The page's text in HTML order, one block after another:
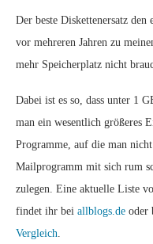
Der beste Diskettenersatz
vor mehreren Jahren zu
mehr Speicherplatz nicht
Dabei ist es so, dass unter 1
man ein wesentlich größeres
Programme, auf die man
Mailprogramm mit sich rum
zulegen. Eine aktuelle Liste
findet ihr bei allblogs.de oder
Vergleich.